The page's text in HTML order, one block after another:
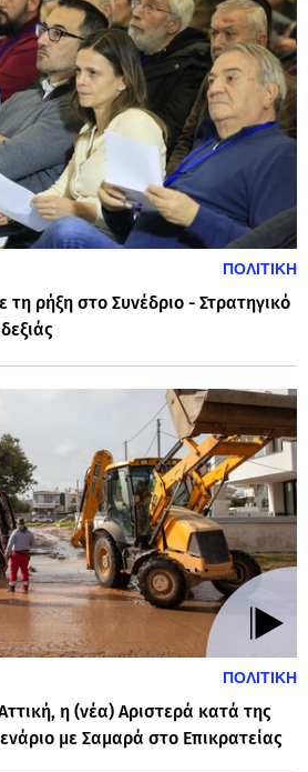
ΠΟΛΙΤΙΚΗ
τη ρήξη στο Συνέδριο - Στρατηγικό
ΠΟΛΙΤΙΚΗ
η (νέα) Αριστερά κατά της
με Σαμαρά στο Επικρατείας